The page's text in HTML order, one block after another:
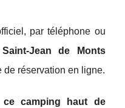
par téléphone ou
Jean de Monts
de réservation en ligne.
ce camping haut de